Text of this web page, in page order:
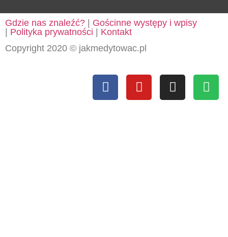
Gdzie nas znaleźć?
Gościnne występy i wpisy
Polityka prywatności
Kontakt
Copyright 2020 © jakmedytowac.pl